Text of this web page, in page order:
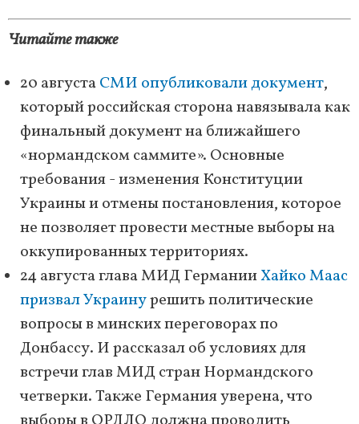
Читайте также
20 августаСМИ опубликовали документ,
который российская сторона навязывала как
финальный документ на ближайшего
«нормандском саммите». Основные
требования - изменения Конституции
Украины и отмены постановления, которое
не позволяет провести местные выборы на
оккупированных территориях.
24 августа глава МИД ГерманииХайко Маас
призвал Украинурешить политические
вопросы в минских переговорах по
Донбассу. И рассказал об условиях для
встречи глав МИД стран Нормандского
четверки. Также Германия уверена, что